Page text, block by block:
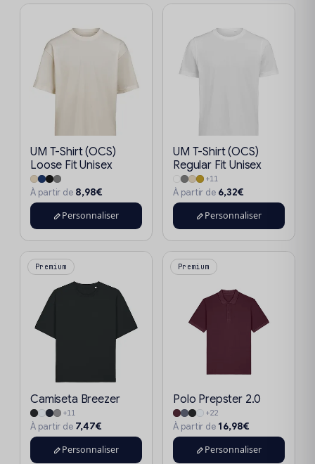
UM T-Shirt (OCS)
Loose Fit Unisex
À partir de 8,98€
Personnaliser
UM T-Shirt (OCS)
Regular Fit Unisex
+11
À partir de 6,32€
Personnaliser
Premium
Camiseta Breezer
+11
À partir de 7,47€
Personnaliser
Premium
Polo Prepster 2.0
+22
À partir de 16,98€
Personnaliser